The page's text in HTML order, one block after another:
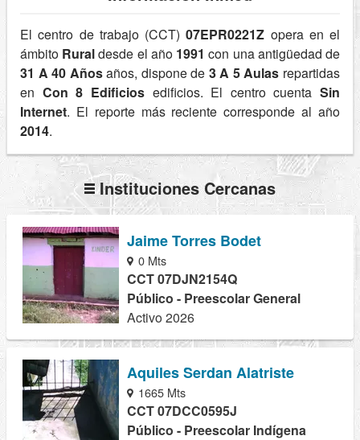
El centro de trabajo (CCT)07EPR0221Z opera en el
ámbito Ruraldesde el año 1991 con una antigüedad de
31 A 40 Añosaños, dispone de 3 A 5 Aulas repartidas
en Con 8 Edificiosedificios. El centro cuenta Sin
Internet. El reporte más reciente corresponde al año
2014.
Instituciones Cercanas
Jaime Torres Bodet
0 Mts
CCT 07DJN2154Q
Público - Preescolar General
Activo 2026
Aquiles Serdan Alatriste
1665 Mts
CCT 07DCC0595J
Público - Preescolar Indígena